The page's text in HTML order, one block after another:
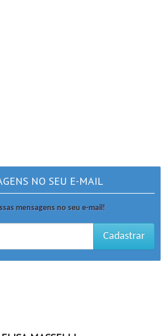
NO SEU E-MAIL
mensagens no seu e-mail!
Cadastrar